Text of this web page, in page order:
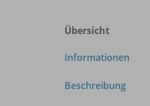
Übersicht
Informationen
Beschreibung